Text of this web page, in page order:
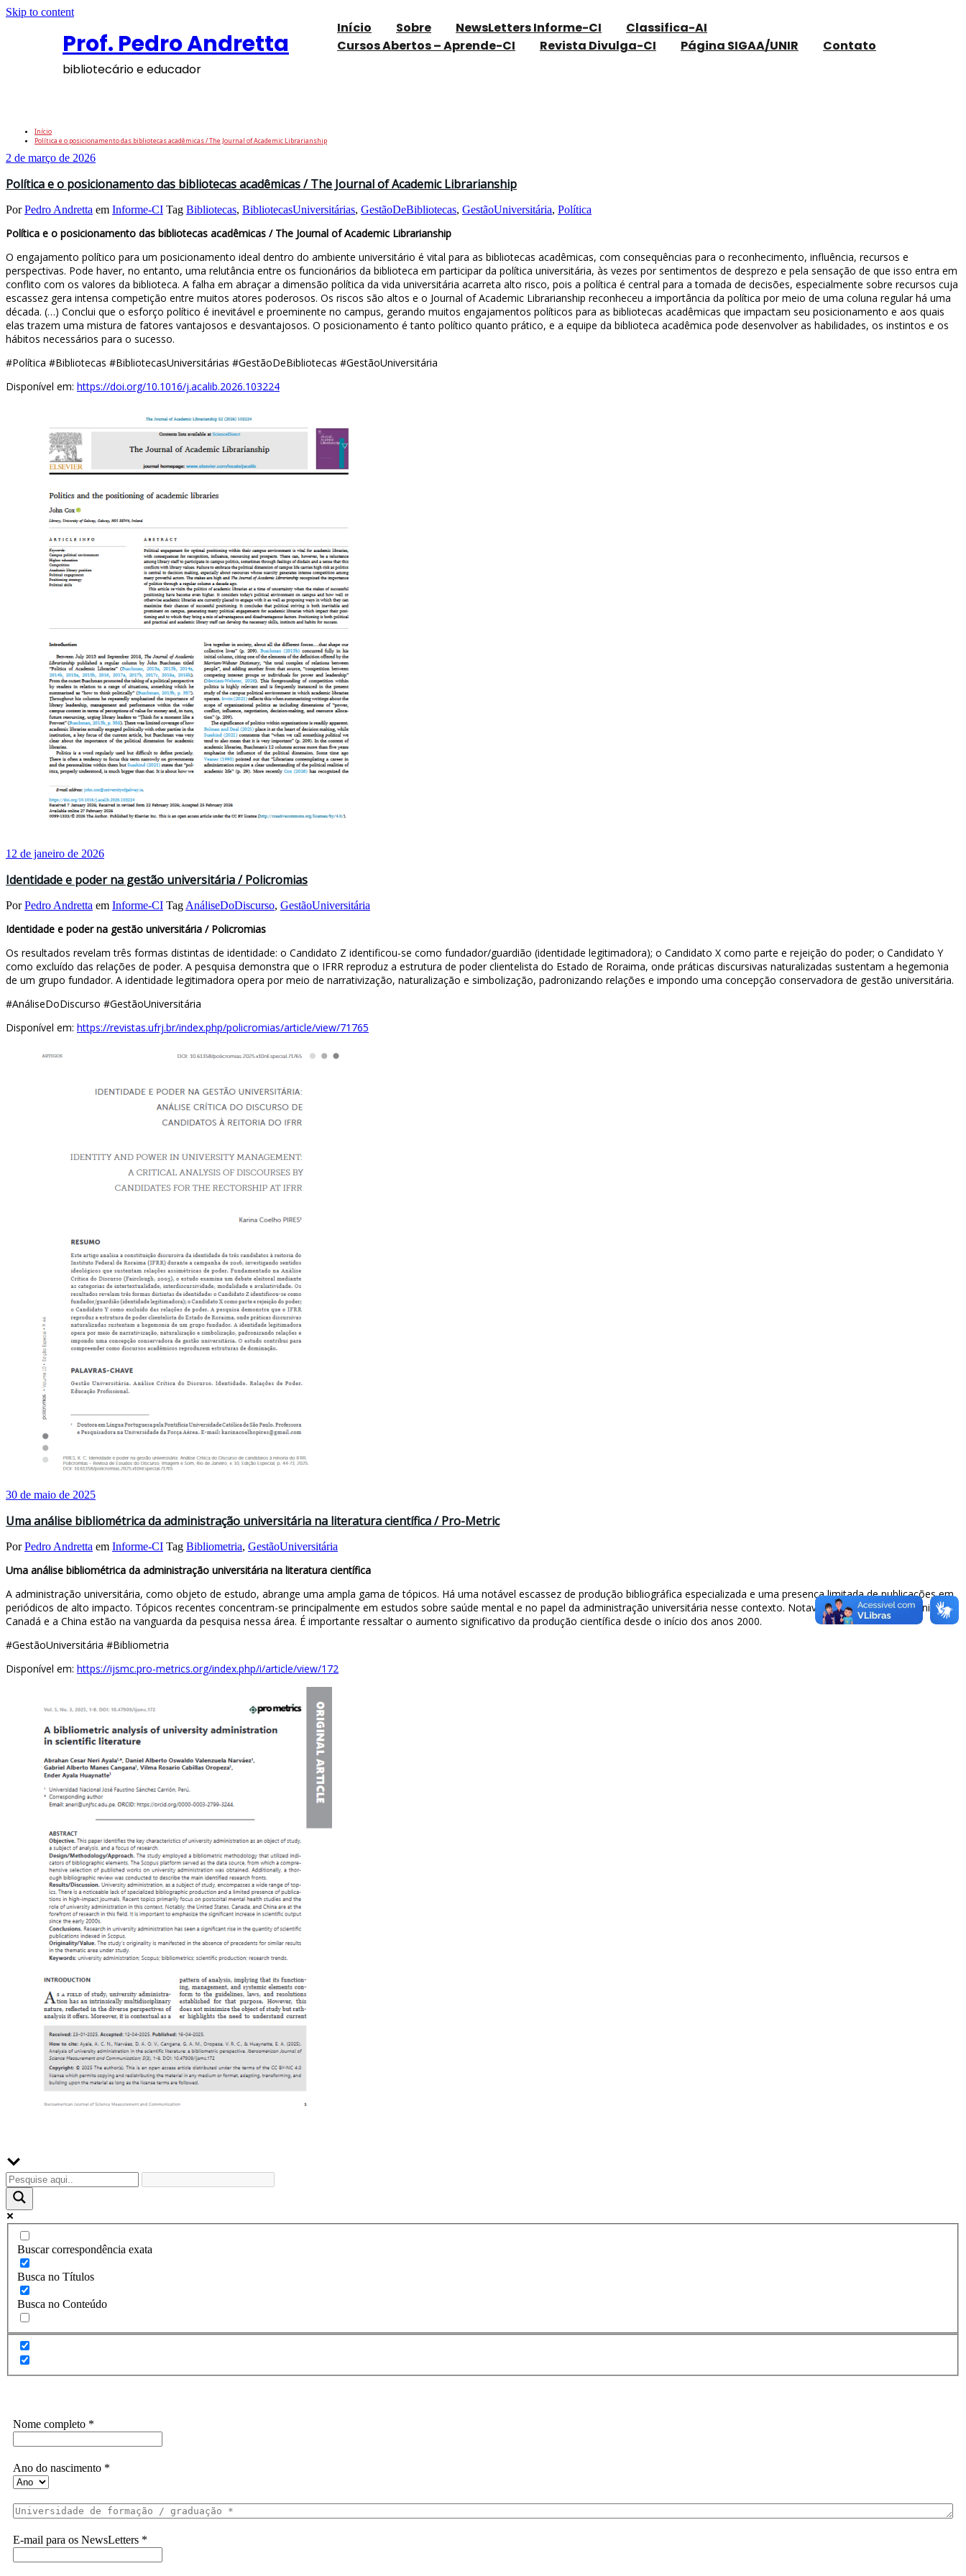
Skip to content
Prof. Pedro Andretta
bibliotecário e educador
Início Sobre NewsLetters Informe-CI
Classifica-AI
Cursos Abertos – Aprende-CI
Revista Divulga-CI Página SIGAA/UNIR Contato
Início
Política e o posicionamento das bibliotecas acadêmicas / The Journal of Academic Librarianship
2 de março de 2026
Política e o posicionamento das bibliotecas acadêmicas / The Journal of Academic Librarianship
PorPedro Andretta em Informe-CI Tag Bibliotecas, BibliotecasUniversitárias, GestãoDeBibliotecas, GestãoUniversitária, Política
Política e o posicionamento das bibliotecas acadêmicas / The Journal of Academic Librarianship
O engajamento político para um posicionamento ideal dentro do ambiente universitário é vital para as bibliotecas acadêmicas, com consequências para o reconhecimento, influência, recursos e
perspectivas. Pode haver, no entanto, uma relutância entre os funcionários da biblioteca em participar da política universitária, às vezes por sentimentos de desprezo e pela sensação de que isso entra em
conflito com os valores da biblioteca. A falha em abraçar a dimensão política da vida universitária acarreta alto risco, pois a política é central para a tomada de decisões, especialmente sobre recursos cuja
escassez gera intensa competição entre muitos atores poderosos. Os riscos são altos e o Journal of Academic Librarianship reconheceu a importância da política por meio de uma coluna regular há uma
década. (…) Conclui que o esforço político é inevitável e proeminente no campus, gerando muitos engajamentos políticos para as bibliotecas acadêmicas que impactam seu posicionamento e aos quais
elas trazem uma mistura de fatores vantajosos e desvantajosos. O posicionamento é tanto político quanto prático, e a equipe da biblioteca acadêmica pode desenvolver as habilidades, os instintos e os
hábitos necessários para o sucesso.
#Política #Bibliotecas #BibliotecasUniversitárias #GestãoDeBibliotecas #GestãoUniversitária
Disponível em: https://doi.org/10.1016/j.acalib.2026.103224
12 de janeiro de 2026
Identidade e poder na gestão universitária / Policromias
PorPedro Andretta em Informe-CI Tag AnáliseDoDiscurso, GestãoUniversitária
Identidade e poder na gestão universitária / Policromias
Os resultados revelam três formas distintas de identidade: o Candidato Z identificou-se como fundador/guardião (identidade legitimadora); o Candidato X como parte e rejeição do poder; o Candidato Y
como excluído das relações de poder. A pesquisa demonstra que o IFRR reproduz a estrutura de poder clientelista do Estado de Roraima, onde práticas discursivas naturalizadas sustentam a hegemonia
de um grupo fundador. A identidade legitimadora opera por meio de narrativização, naturalização e simbolização, padronizando relações e impondo uma concepção conservadora de gestão universitária.
#AnáliseDoDiscurso #GestãoUniversitária
Disponível em: https://revistas.ufrj.br/index.php/policromias/article/view/71765
30 de maio de 2025
Uma análise bibliométrica da administração universitária na literatura científica / Pro-Metric
PorPedro Andretta em Informe-CI Tag Bibliometria, GestãoUniversitária
Uma análise bibliométrica da administração universitária na literatura científica
A administração universitária, como objeto de estudo, abrange uma ampla gama de tópicos. Há uma notável escassez de produção bibliográfica especializada e uma presença limitada de publicações em
periódicos de alto impacto. Tópicos recentes concentram-se principalmente em estudos sobre saúde mental e no papel da administração universitária nesse contexto. Notavelmente, os Estados Unidos, o
Canadá e a China estão na vanguarda da pesquisa nessa área. É importante ressaltar o aumento significativo da produção científica desde o início dos anos 2000.
#GestãoUniversitária #Bibliometria
Disponível em: https://ijsmc.pro-metrics.org/index.php/i/article/view/172
Buscar correspondência exata
Busca no Títulos
Busca no Conteúdo
Nome completo *
Ano do nascimento *
E-mail para os NewsLetters *